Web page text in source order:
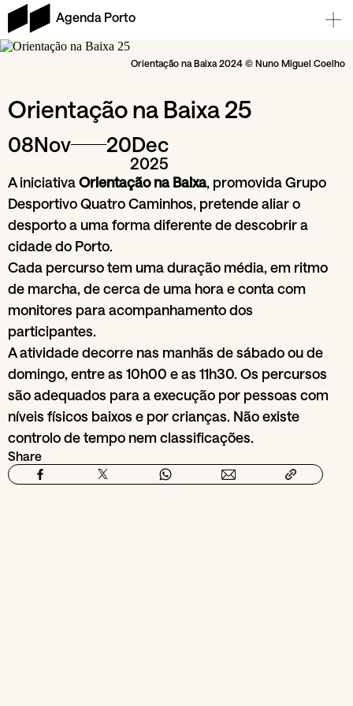
Agenda Porto
Orientação na Baixa 2024 © Nuno Miguel Coelho
Orientação na Baixa 25
08Nov 20Dec
2025
A iniciativaOrientação na Baixa, promovida Grupo
Desportivo Quatro Caminhos, pretende aliar o
desporto a uma forma diferente de descobrir a
cidade do Porto.
Cada percurso tem uma duração média, em ritmo
de marcha, de cerca de uma hora e conta com
monitores para acompanhamento dos
participantes.
A atividade decorre nas manhãs de sábado ou de
domingo, entre as 10h00 e as 11h30. Os percursos
são adequados para a execução por pessoas com
níveis físicos baixos e por crianças. Não existe
controlo de tempo nem classificações.
Share